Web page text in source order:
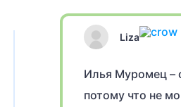
Liza
Илья Муромец –
потому что не